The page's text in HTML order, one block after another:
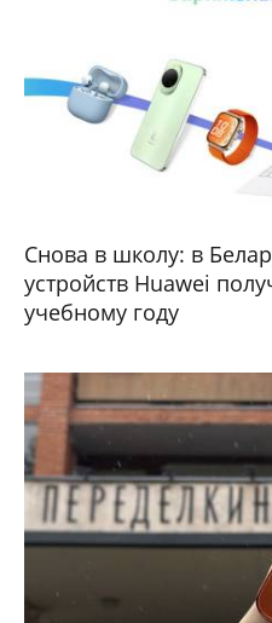
Снова в школу: в
устройств Huawei
учебному году